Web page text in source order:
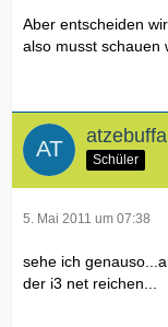
Aber entscheiden
also musst schauen
atzebuffa
Schüler
5. Mai 2011 um 07:38
sehe ich
der i3 net reichen...